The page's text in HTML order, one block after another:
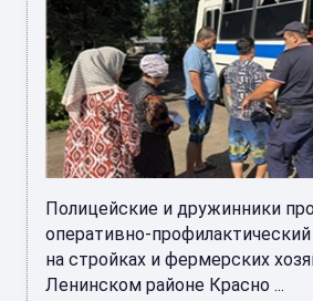
Полицейские и дружинники
оперативно-
на стройках и фермерских
Ленинском районе Красно ...